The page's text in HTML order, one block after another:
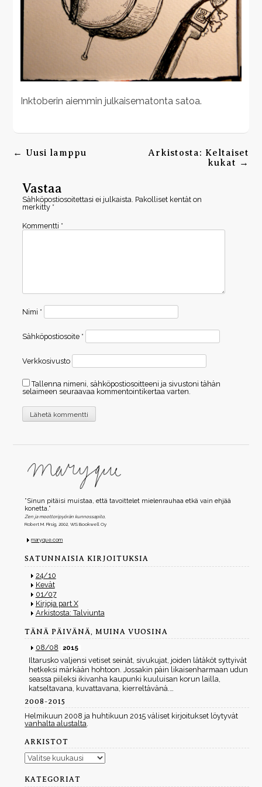
Inktoberin aiemmin julkaisematonta satoa.
navigation
← Uusi lamppu
Arkistosta: Keltaiset
kukat →
Vastaa
Sähköpostiosoitettasi ei julkaista. Pakolliset kentät on
merkitty *
Kommentti *
Nimi *
Sähköpostiosoite *
Verkkosivusto
Tallenna nimeni, sähköpostiosoitteeni ja sivustoni tähän
selaimeen seuraavaa kommentointikertaa varten.
”Sinun pitäisi muistaa, että tavoittelet mielenrauhaa etkä vain ehjää
konetta.”
Zen ja moottoripyörän kunnossapito,
Robert M. Pirsig, 2002, WS Bookwell Oy
maryque.com
SATUNNAISIA KIRJOITUKSIA
24/10
Kevät
01/07
Kirjoja part X
Arkistosta: Talviunta
TÄNÄ PÄIVÄNÄ, MUINA VUOSINA
08/08 2015
Iltarusko valjensi vetiset seinät, sivukujat, joiden lätäköt syttyivät
hetkeksi märkään hohtoon. Jossakin päin likaisenharmaan udun
seassa piileksi ikivanha kaupunki kuuluisan korun lailla,
katseltavana, kuvattavana, kierreltävänä.…
2008-2015
Helmikuun 2008 ja huhtikuun 2015 väliset kirjoitukset löytyvät
vanhalta alustalta
ARKISTOT
Arkistot
KATEGORIAT